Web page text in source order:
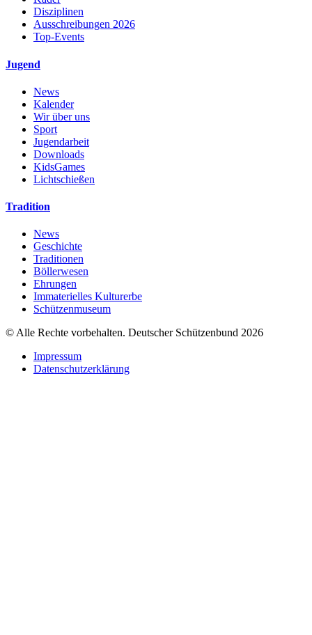
Disziplinen
Ausschreibungen 2026
Top-Events
Jugend
News
Kalender
Wir über uns
Sport
Jugendarbeit
Downloads
KidsGames
Lichtschießen
Tradition
News
Geschichte
Traditionen
Böllerwesen
Ehrungen
Immaterielles Kulturerbe
Schützenmuseum
© Alle Rechte vorbehalten. Deutscher Schützenbund 2026
Impressum
Datenschutzerklärung